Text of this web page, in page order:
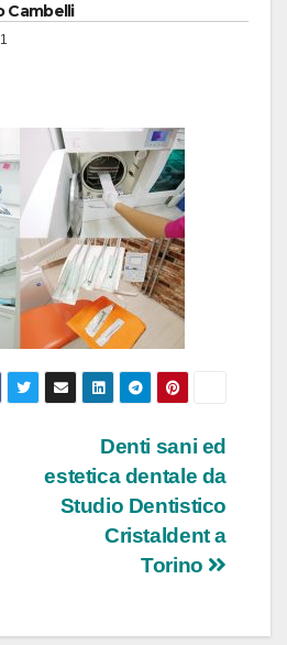
Cambelli
Denti sani ed
estetica dentale da
Studio Dentistico
Cristaldent a
Torino